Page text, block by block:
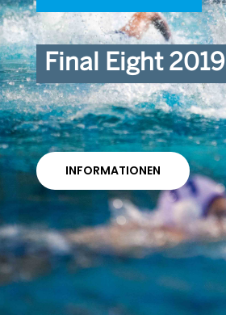
Final Eight 2019
INFORMATIONEN